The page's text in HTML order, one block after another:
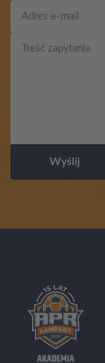
Wyślij